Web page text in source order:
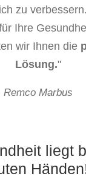
zu
Ihre
wir Ihnen die
Lösung.
Remco Marbus
liegt